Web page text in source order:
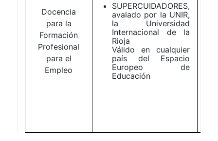
Docencia
para la
Formación
Profesional
para el
Empleo
SUPERCUIDADORES,
avalado por la UNIR,
la Universidad
Internacional de la
Rioja
Válido en cualquier
país del Espacio
Europeo de
Educación